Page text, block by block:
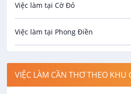
Công nghệ sinh học
Công nghệ thực phẩm
Điện / Điện tử / Điện lạnh
Hàng hải / Hàng không
Việc làm tại Cờ Đỏ
Việc làm tại Phong Điền
Việc làm tại Cái Khế
VIỆC LÀM CẦN THƠ THEO KHU